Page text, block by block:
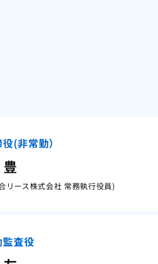
(非常勤）
リース株式会社 常務執行役員)
監査役